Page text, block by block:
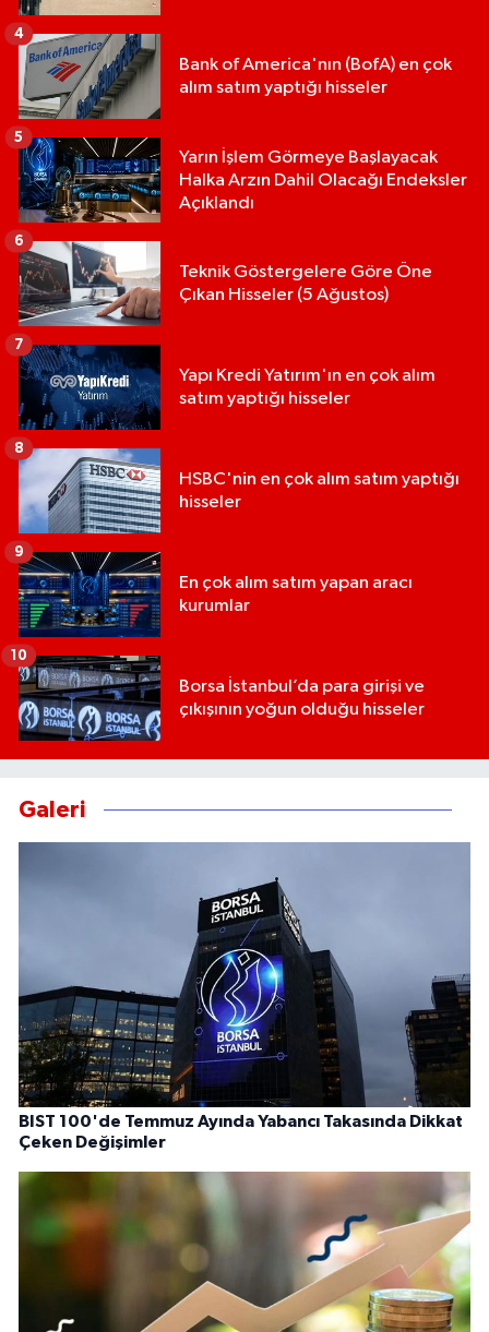
Bank of America'nın (BofA) en çok
alım satım yaptığı hisseler
4
Yarın İşlem Görmeye Başlayacak
Halka Arzın Dahil Olacağı Endeksler
Açıklandı
5
Teknik Göstergelere Göre Öne
Çıkan Hisseler (5 Ağustos)
6
Yapı Kredi Yatırım'ın en çok alım
satım yaptığı hisseler
7
HSBC'nin en çok alım satım yaptığı
hisseler
8
En çok alım satım yapan aracı
kurumlar
9
Borsa İstanbul’da para girişi ve
çıkışının yoğun olduğu hisseler
10
Galeri
BIST 100'de Temmuz Ayında Yabancı Takasında Dikkat
Çeken Değişimler